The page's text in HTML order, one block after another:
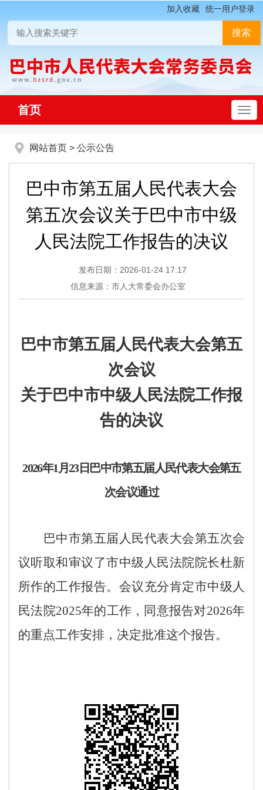
加入收藏 统一用户登录
首页
网站首页 > 公示公告
巴中市第五届人民代表大会
第五次会议关于巴中市中级
人民法院工作报告的决议
发布日期：2026-01-24 17:17
信息来源：市人大常委会办公室
巴中市第五届人民代表大会第五
次会议
关于巴中市中级人民法院工作报
告的决议
2026年1月23日巴中市第五届人民代表大会第五
次会议通过
巴中市第五届人民代表大会第五次会
议听取和审议了市中级人民法院院长杜新
所作的工作报告。 会议充分肯定市中级人
民法院2025年的工作，同意报告对2026年
的重点工作安排，决定批准这个报告。